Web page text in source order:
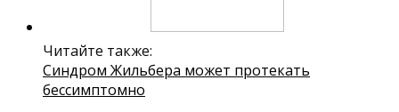
Читайте также:
Синдром Жильбера может протекать
бессимптомно